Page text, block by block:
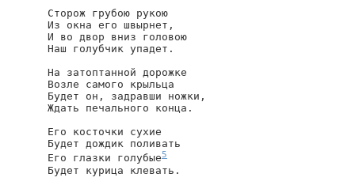
Сторож грубою рукою
Из окна его швырнет,
И во двор вниз головою
Наш голубчик упадет.
На затоптанной дорожке
Возле самого крыльца
Будет он, задравши ножки,
Ждать печального конца.
Его косточки сухие
Будет дождик поливать
Его глазки голубые5
Будет курица клевать.